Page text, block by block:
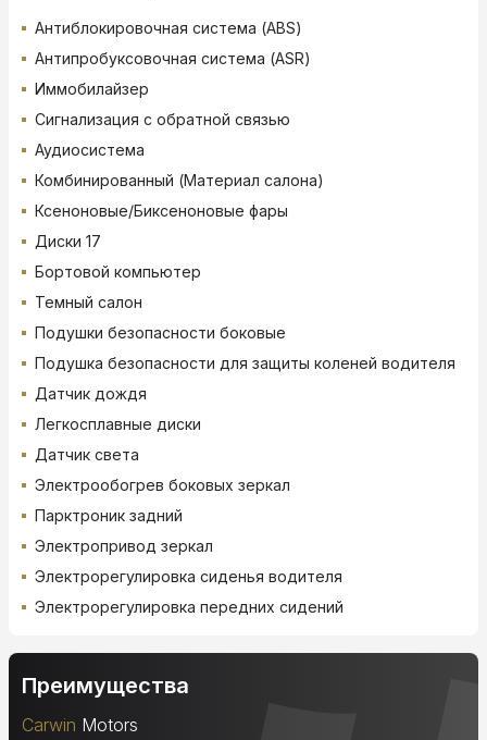
Антиблокировочная система (ABS)
Антипробуксовочная система (ASR)
Иммобилайзер
Сигнализация с обратной связью
Аудиосистема
Комбинированный (Материал салона)
Ксеноновые/Биксеноновые фары
Диски 17
Бортовой компьютер
Темный салон
Подушки безопасности боковые
Подушка безопасности для защиты коленей водителя
Датчик дождя
Легкосплавные диски
Датчик света
Электрообогрев боковых зеркал
Парктроник задний
Электропривод зеркал
Электрорегулировка сиденья водителя
Электрорегулировка передних сидений
Преимущества
Carwin Motors